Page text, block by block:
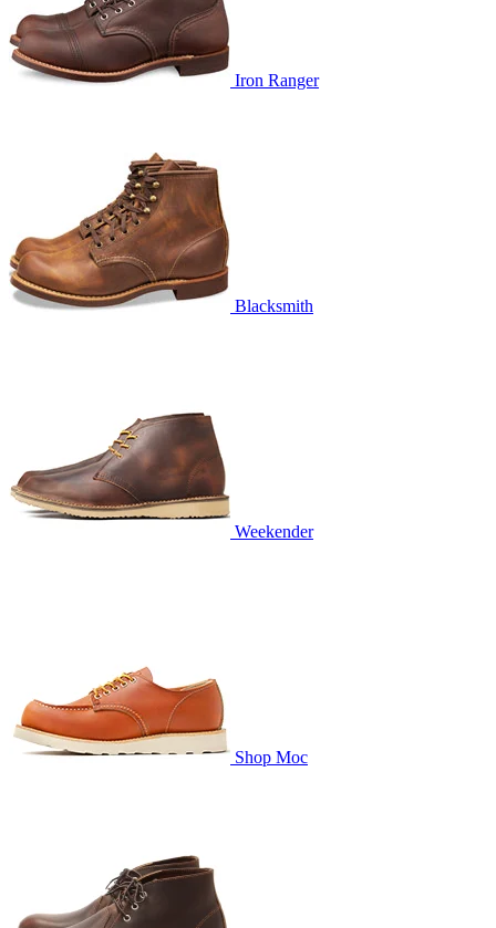
Iron Ranger
Blacksmith
Weekender
Shop Moc